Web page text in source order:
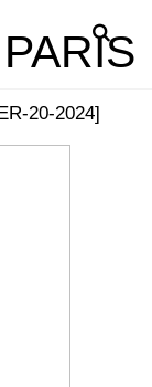
20-2024]